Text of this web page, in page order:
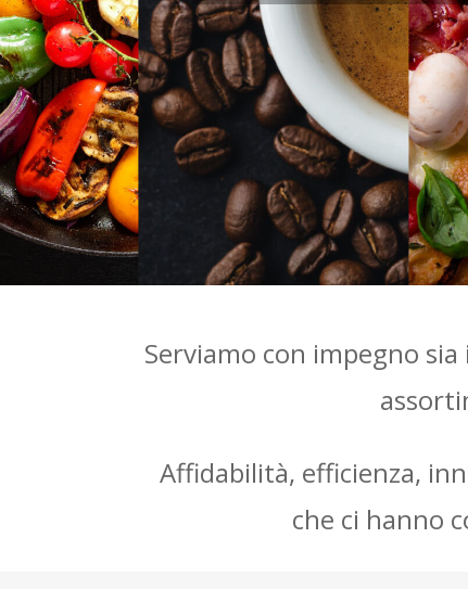
Serviamo con impegno
Affidabilità, efficienza,
che ci hanno